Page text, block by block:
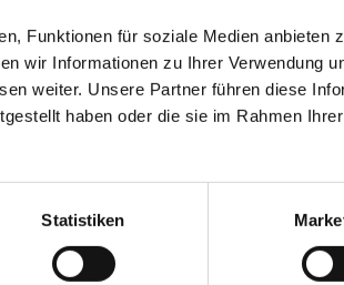
Funktionen für soziale Medien anbieten
wir Informationen zu Ihrer Verwendung
weiter. Unsere Partner führen diese
haben oder die sie im Rahmen
Statistiken
boekbaar van 18.04.-
gastbijdrage
De getoonde prijs geldt voor kamers
We accepteren geen creditcards voor
accepteren wel EC-kaarten).